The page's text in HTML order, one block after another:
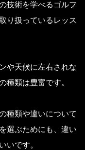
技術を学べるゴルフ
り扱っているレッス
や天候に左右されな
種類は豊富です。
種類や違いについて
選ぶためにも、違い
いです。